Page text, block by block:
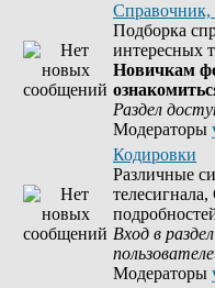
Справочник,
Подборка
интересных
Новичкам
Раздел
Модераторы
Кодировки
Различные
Вход в
Модераторы